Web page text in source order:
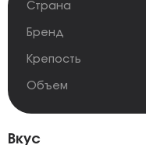
Страна
Бренд
Крепость
Объем
Вкус